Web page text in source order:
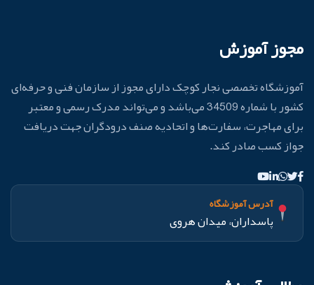
مجوز آموزش
آموزشگاه تخصصی نجار کوچک دارای مجوز از سازمان فنی و حرفه‌ای
کشور با شماره 34509 می‌باشد و می‌تواند مدرک رسمی و معتبر
برای مهاجرت، سفارت‌ها و اتحادیه صنف درودگران جهت دریافت
جواز کسب صادر کند.
آدرس آموزشگاه
پاسداران، میدان هروی